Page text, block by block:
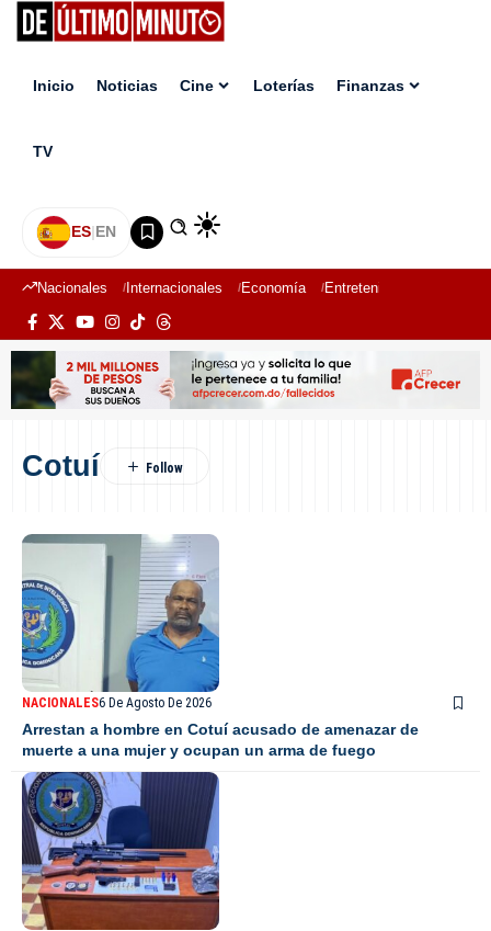
Inicio Noticias Cine Loterías Finanzas
TV
ES|EN
Nacionales Internacionales Economía Entretenimiento
Cotuí
NACIONALES6 De Agosto De 2026
Arrestan a hombre en Cotuí acusado de amenazar de
muerte a una mujer y ocupan un arma de fuego